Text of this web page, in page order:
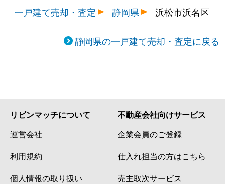
一戸建て売却・査定
静岡県 浜松市浜名区
静岡県の一戸建て売却・査定に戻る
リビンマッチについて
運営会社
利用規約
個人情報の取り扱い
不動産会社向けサービス
企業会員のご登録
仕入れ担当の方はこちら
売主取次サービス